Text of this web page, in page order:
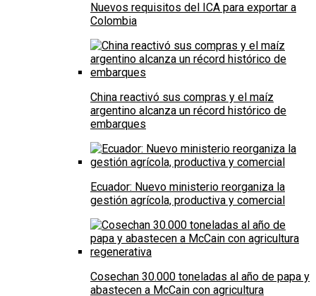
Nuevos requisitos del ICA para exportar a
Colombia
China reactivó sus compras y el maíz
argentino alcanza un récord histórico de
embarques
Ecuador: Nuevo ministerio reorganiza la
gestión agrícola, productiva y comercial
Cosechan 30.000 toneladas al año de papa y
abastecen a McCain con agricultura